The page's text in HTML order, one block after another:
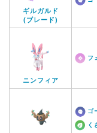
ギルガルド
(ブレード)
ニンフィア
フ
ゴ
く